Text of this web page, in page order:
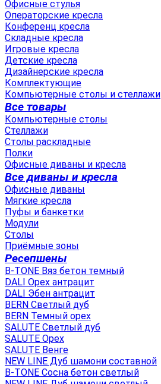
Офисные стулья
Операторские кресла
Конференц кресла
Складные кресла
Игровые кресла
Детские кресла
Дизайнерские кресла
Комплектующие
Компьютерные столы и стеллажи
Все товары
Компьютерные столы
Стеллажи
Столы раскладные
Полки
Офисные диваны и кресла
Все диваны и кресла
Офисные диваны
Мягкие кресла
Пуфы и банкетки
Модули
Столы
Приёмные зоны
Ресепшены
B-TONE Вяз бетон темный
DALI Орех антрацит
DALI Эбен антрацит
BERN Светлый дуб
BERN Темный орех
SALUTE Светлый дуб
SALUTE Орех
SALUTE Венге
NEW LINE Дуб шамони составной
B-TONE Сосна бетон светлый